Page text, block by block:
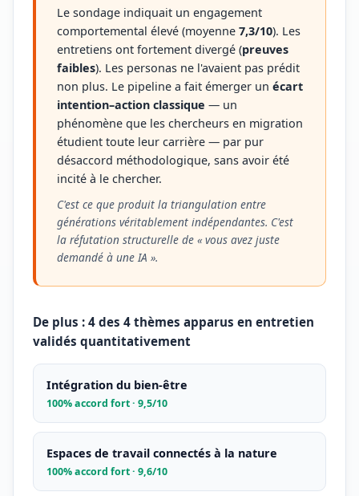
Le sondage indiquait un engagement
comportemental élevé (moyenne 7,3/10). Les
entretiens ont fortement divergé (preuves
faibles). Les personas ne l'avaient pas prédit
non plus. Le pipeline a fait émerger un écart
intention–action classique — un
phénomène que les chercheurs en migration
étudient toute leur carrière — par pur
désaccord méthodologique, sans avoir été
incité à le chercher.
C'est ce que produit la triangulation entre
générations véritablement indépendantes. C'est
la réfutation structurelle de « vous avez juste
demandé à une IA ».
De plus : 4 des 4 thèmes apparus en entretien
validés quantitativement
Intégration du bien-être
100% accord fort · 9,5/10
Espaces de travail connectés à la nature
100% accord fort · 9,6/10